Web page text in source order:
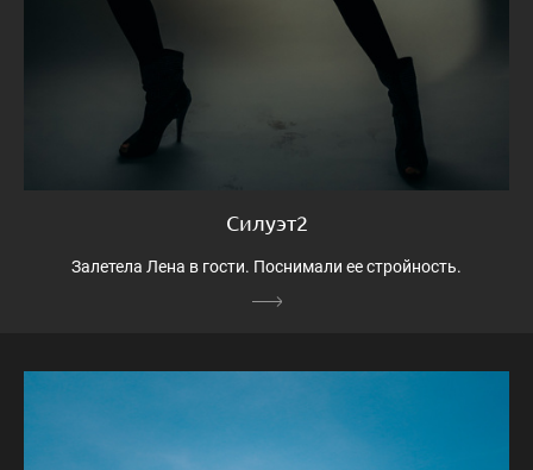
Силуэт2
Залетела Лена в гости. Поснимали ее стройность.